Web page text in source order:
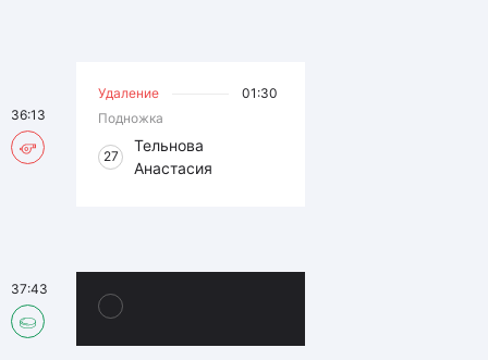
Удаление
01:30
Подножка
27
Тельнова
Анастасия
36:13
37:43